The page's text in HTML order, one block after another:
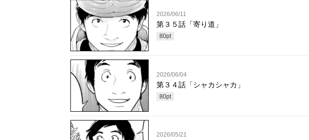
2026/06/11
第３５話「寄り道」
80pt
2026/06/04
第３４話「シャカシャカ」
80pt
2026/05/21